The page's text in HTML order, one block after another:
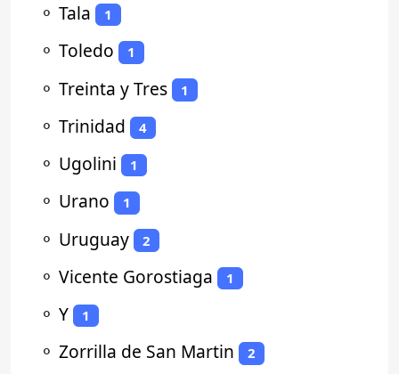
⚬ Tala 1
⚬ Toledo 1
⚬ Treinta y Tres 1
⚬ Trinidad 4
⚬ Ugolini 1
⚬ Urano 1
⚬ Uruguay 2
⚬ Vicente Gorostiaga 1
⚬ Y 1
⚬ Zorrilla de San Martin 2